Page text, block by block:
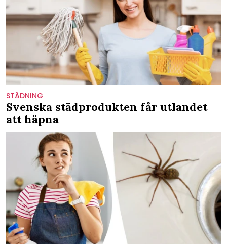
STÄDNING
Svenska städprodukten får utlandet
att häpna